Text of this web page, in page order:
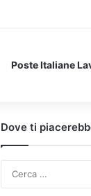
Poste Italiane
Dove ti